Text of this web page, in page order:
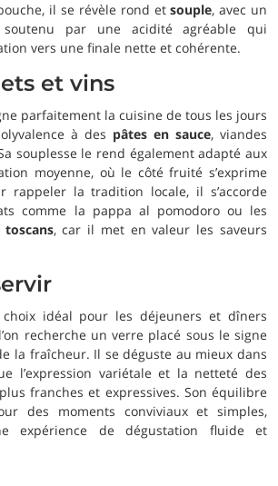
il se révèle rond etsouple, avec un
par une acidité agréable qui
vers une finale nette et cohérente.
et vins
parfaitement la cuisine de tous les jours
à des pâtes en sauce, viandes
souplesse le rend également adapté aux
moyenne, où le côté fruité s’exprime
rappeler la tradition locale, il s’accorde
comme la pappa al pomodoro ou les
, car il met en valeur les saveurs
choix idéal pour les déjeuners et dîners
recherche un verre placé sous le signe
la fraîcheur. Il se déguste au mieux dans
l’expression variétale et la netteté des
franches et expressives. Son équilibre
des moments conviviaux et simples,
expérience de dégustation fluide et